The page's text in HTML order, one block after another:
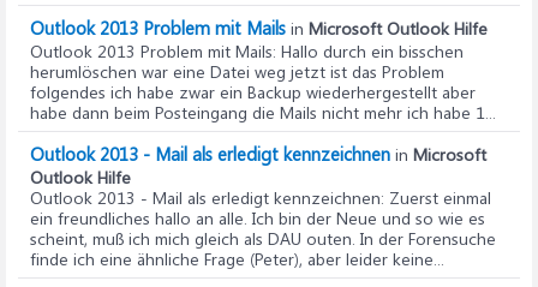
Outlook 2013 Problem mit Mails in Microsoft Outlook Hilfe
Outlook 2013 Problem mit Mails: Hallo durch ein bisschen
herumlöschen war eine Datei weg jetzt ist das Problem
folgendes ich habe zwar ein Backup wiederhergestellt aber
habe dann beim Posteingang die Mails nicht mehr ich habe 1...
Outlook 2013 - Mail als erledigt kennzeichnen in Microsoft
Outlook Hilfe
Outlook 2013 - Mail als erledigt kennzeichnen: Zuerst einmal
ein freundliches hallo an alle. Ich bin der Neue und so wie es
scheint, muß ich mich gleich als DAU outen. In der Forensuche
finde ich eine ähnliche Frage (Peter), aber leider keine...